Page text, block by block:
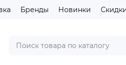
Бренды Новинки